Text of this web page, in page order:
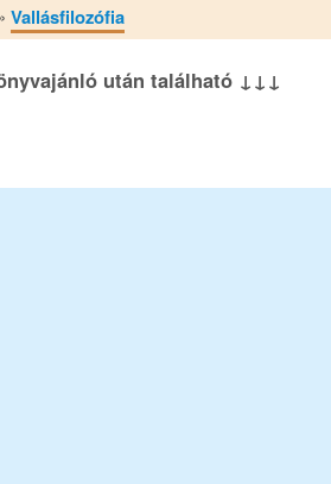
Vallásfilozófia
után található ↓↓↓